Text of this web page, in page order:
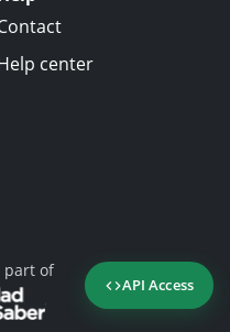
API Access
center
part of